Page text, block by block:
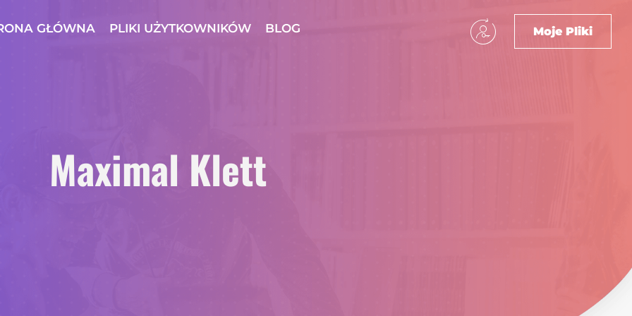
GŁÓWNA PLIKI UŻYTKOWNIKÓW BLOG Moje Pliki
Maximal Klett